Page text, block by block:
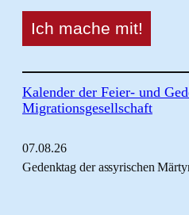
Kalender der Feier- und
Migrationsgesellschaft
07.08.26
Gedenktag der assyrischen